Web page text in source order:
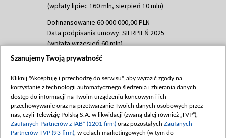
(wpłaty lipiec 160 mln, sierpień 10 mln)
Dofinansowanie 60 000 000,00 PLN
Data podpisania umowy: SIERPIEŃ 2025
(wpłata wrzesień 60 mln)
Dofinansowanie 635 783 051,21 PLN
(wpłata wrzesień 100 mln, październik 350
mln, listopad 265 mln)
Dofinansowanie 48 862 000,00 PLN
Data podpisania umowy: GRUDZIEŃ 2025
(wpłata grudzień 60,548 mln)
Szanujemy Twoją prywatność
Kliknij "Akceptuję i przechodzę do serwisu", aby wyrazić zgody na
korzystanie z technologii automatycznego śledzenia i zbierania danych,
dostęp do informacji na Twoim urządzeniu końcowym i ich
przechowywanie oraz na przetwarzanie Twoich danych osobowych przez
nas, czyli Telewizję Polską S.A. w likwidacji (zwaną dalej również „TVP”),
Zaufanych Partnerów z IAB* (1201 firm) oraz pozostałych Zaufanych
Partnerów TVP (93 firm) , w celach marketingowych (w tym do